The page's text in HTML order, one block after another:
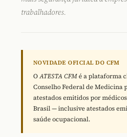
trabalhadores.
NOVIDADE OFICIAL DO CFM
OATESTA CFMé a plataforma
Conselho Federal de Medicina
atestados emitidos por
Brasil — inclusive atestados
saúde ocupacional.